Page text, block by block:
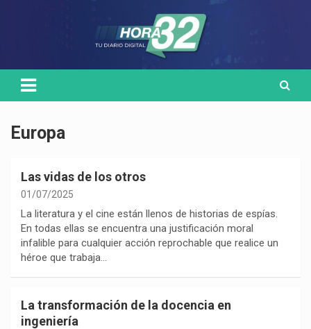
Europa
Las vidas de los otros
01/07/2025
La literatura y el cine están llenos de historias de espías.
En todas ellas se encuentra una justificación moral
infalible para cualquier acción reprochable que realice un
héroe que trabaja…
La transformación de la docencia en
ingeniería